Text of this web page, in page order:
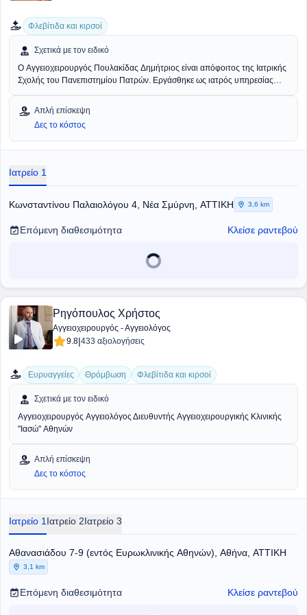
Φλεβίτιδα και κιρσοί
Σχετικά με τον ειδικό
Ο Αγγειοχειρουργός Πουλακίδας Δημήτριος είναι απόφοιτος της Ιατρικής
Σχολής του Πανεπιστημίου Πατρών. Εργάσθηκε ως ιατρός υπηρεσίας
και στο Κέντρο Υγείας της Αρεόπολης. Εκπαιδεύτηκε στη Γενική
Χειρουργική στο Νοσοκομείο Ευαγγελισμός. Κατόπιν συνέχισε την
ειδίκευσή του στην Αγγειοχειρουργική, στα Νοσοκομεία Ερυθρός Σταυρός
και Σισμανόγλειο, λαμβάνοντας τον τίτλο της ειδικότητάς του. Έχει λάβει
Ενδαγγειακές Τεχνικές. Ο Ιατρός διατηρεί ιδιωτικό ιατρείο στην Νέα
Σμύρνη και είναι Συνεργάτης των Νοσοκομείων Metropolitan και ΡΕΑ
Απλή επίσκεψη
Δες το κόστος
Ιατρείο 1
Κωνσταντίνου Παλαιολόγου 4, Νέα Σμύρνη, ΑΤΤΙΚΗ 3,6 km
Επόμενη διαθεσιμότητα Κλείσε ραντεβού
Ρηγόπουλος Χρήστος
Αγγειοχειρουργός - Αγγειολόγος
9.8|433 αξιολογήσεις
Ευρυαγγείες Θρόμβωση Φλεβίτιδα και κιρσοί
Σχετικά με τον ειδικό
Αγγειοχειρουργός Αγγειολόγος Διευθυντής Αγγειοχειρουργικής Κλινικής
"Ιασώ" Αθηνών
Απλή επίσκεψη
Δες το κόστος
Ιατρείο 1 Ιατρείο 2Ιατρείο 3
Αθανασιάδου 7-9 (εντός Ευρωκλινικής Αθηνών), Αθήνα, ΑΤΤΙΚΗ
3,1 km
Επόμενη διαθεσιμότητα Κλείσε ραντεβού